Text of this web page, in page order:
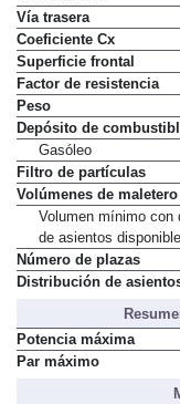
Vía delantera
Vía trasera
Coeficiente Cx
Superficie frontal
Factor de resistencia
Peso
Depósito de combustible
Gasóleo
Filtro de partículas
Volúmenes de maletero
Volumen mínimo con
de asientos disponibles
Número de plazas
Potencia máxima